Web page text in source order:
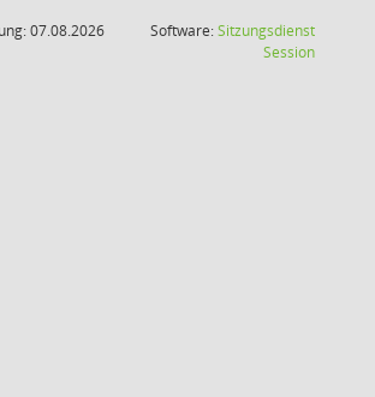
07.08.2026
Software:Sitzungsdienst
Session(Wird in